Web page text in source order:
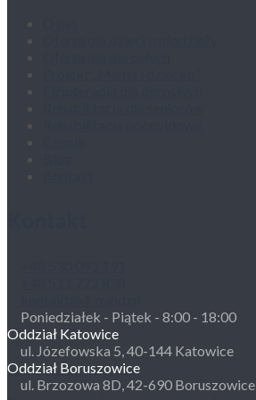
Poniedziałek - Piątek - 8:00 - 18:00
Oddział Katowice
ul. Józefowska 5, 40-144 Katowice
Oddział Boruszowice
ul. Brzozowa 8D, 42-690 Boruszowice